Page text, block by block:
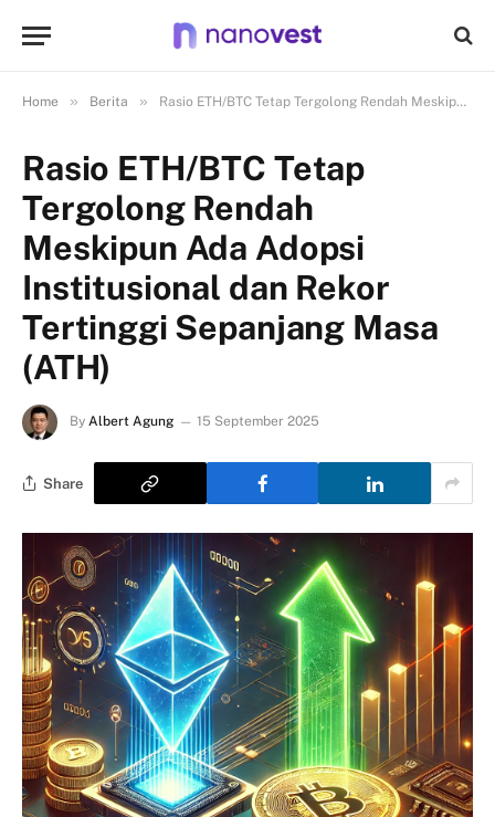
Home » Berita » Rasio ETH/BTC Tetap Tergolong Rendah Meskipun Ada Adopsi Institusional dan Rekor Tertinggi Sepanjang Masa (ATH)
Rasio ETH/BTC Tetap
Tergolong Rendah
Meskipun Ada Adopsi
Institusional dan Rekor
Tertinggi Sepanjang Masa
(ATH)
By Albert Agung 15 September 2025
Share